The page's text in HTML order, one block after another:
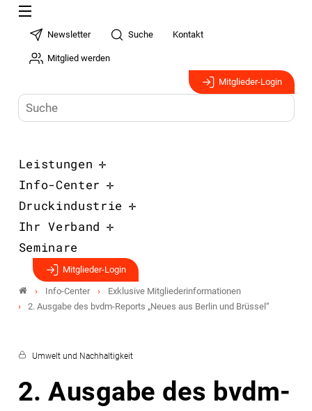
Newsletter Suche Kontakt
Mitglied werden
Mitglieder-Login
Leistungen
Info-Center
Druckindustrie
Ihr Verband
Seminare
Mitglieder-Login
Info-Center
Exklusive Mitgliederinformationen
2. Ausgabe des bvdm-Reports „Neues aus Berlin und Brüssel“
Umwelt und Nachhaltigkeit
2. Ausgabe des bvdm-